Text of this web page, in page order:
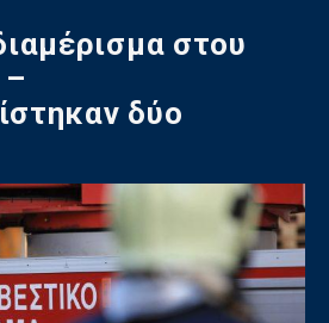
στου
δύο